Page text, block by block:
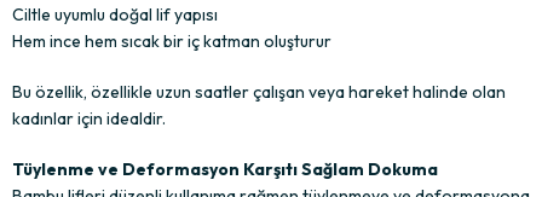
Ciltle uyumlu doğal lif yapısı
Hem ince hem sıcak bir iç katman oluşturur
Bu özellik, özellikle uzun saatler çalışan veya hareket halinde olan
kadınlar için idealdir.
Tüylenme ve Deformasyon Karşıtı Sağlam Dokuma